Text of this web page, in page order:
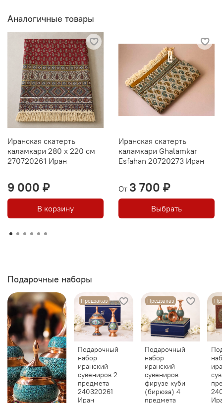
Аналогичные товары
Иранская скатерть
каламкари 280 х 220 см
270720261 Иран
9 000 ₽
В корзину
Иранская скатерть
каламкари Ghalamkar
Esfahan 20720273 Иран
От 3 700 ₽
Выбрать
Подарочные наборы
Предзаказ
Подарочный
набор
иранский
сувениров 2
предмета
240320261
Иран
Предзаказ
Подарочный
набор
иранский
сувениров
фирузе куби
(бирюза) 4
предмета